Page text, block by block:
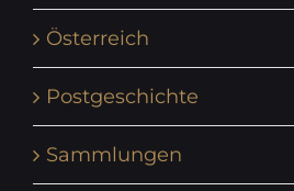
Österreich
Postgeschichte
Sammlungen